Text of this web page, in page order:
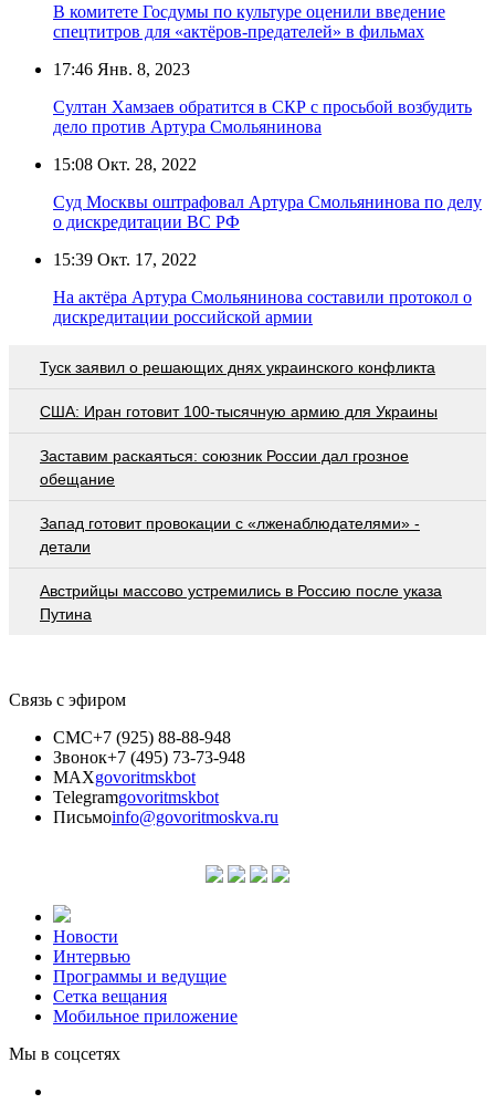
В комитете Госдумы по культуре оценили введение
спецтитров для «актёров-предателей» в фильмах
17:46 Янв. 8, 2023
Султан Хамзаев обратится в СКР с просьбой возбудить
дело против Артура Смольянинова
15:08 Окт. 28, 2022
Суд Москвы оштрафовал Артура Смольянинова по делу
о дискредитации ВС РФ
15:39 Окт. 17, 2022
На актёра Артура Смольянинова составили протокол о
дискредитации российской армии
Туск заявил о решающих днях украинского конфликта
США: Иран готовит 100-тысячную армию для Украины
Заставим раскаяться: союзник России дал грозное
обещание
Запад готовит провокации с «лженаблюдателями» -
детали
Австрийцы массово устремились в Россию после указа
Путина
Связь с эфиром
СМС+7 (925) 88-88-948
Звонок+7 (495) 73-73-948
MAXgovoritmskbot
Telegramgovoritmskbot
Письмоinfo@govoritmoskva.ru
Новости
Интервью
Программы и ведущие
Сетка вещания
Мобильное приложение
Мы в соцсетях